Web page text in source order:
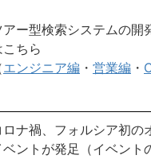
アー型検索システムの開
こちら
エンジニア編 ・ 営業編 ・
ロナ禍、フォルシア初の
ベントが発足（イベント